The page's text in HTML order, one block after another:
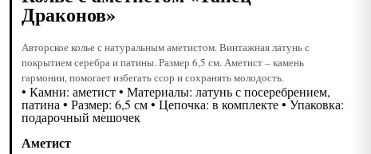
Драконов»
Авторское колье с натуральным аметистом. Винтажная латунь с
покрытием серебра и патины. Размер 6,5 см. Аметист – камень
гармонии, помогает избегать ссор и сохранять молодость.
• Камни: аметист • Материалы: латунь с посеребрением,
патина • Размер: 6,5 см • Цепочка: в комплекте • Упаковка:
подарочный мешочек
Аметист